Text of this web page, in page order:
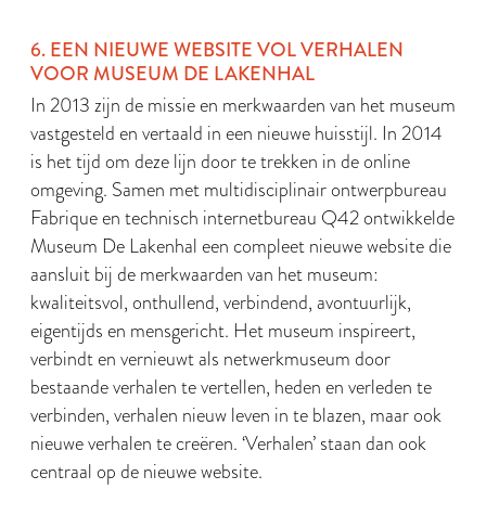
6. EEN NIEUWE WEBSITE VOL VERHALEN
VOOR MUSEUM DE LAKENHAL
In 2013 zijn de missie en merkwaarden van het museum
vastgesteld en vertaald in een nieuwe huisstijl. In 2014
is het tijd om deze lijn door te trekken in de online
omgeving. Samen met multidisciplinair ontwerpbureau
Fabrique en technisch internetbureau Q42 ontwikkelde
Museum De Lakenhal een compleet nieuwe website die
aansluit bij de merkwaarden van het museum:
kwaliteitsvol, onthullend, verbindend, avontuurlijk,
eigentijds en mensgericht. Het museum inspireert,
verbindt en vernieuwt als netwerkmuseum door
bestaande verhalen te vertellen, heden en verleden te
verbinden, verhalen nieuw leven in te blazen, maar ook
nieuwe verhalen te creëren. ‘Verhalen’ staan dan ook
centraal op de nieuwe website.